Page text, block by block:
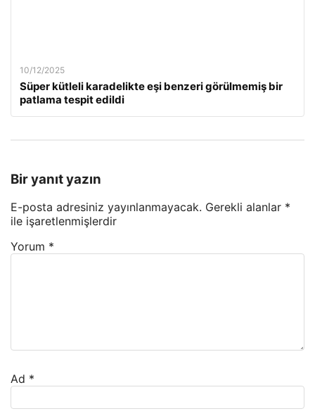
10/12/2025
Süper kütleli karadelikte eşi benzeri görülmemiş bir
patlama tespit edildi
Bir yanıt yazın
E-posta adresiniz yayınlanmayacak. Gerekli alanlar *
ile işaretlenmişlerdir
Yorum *
Ad *